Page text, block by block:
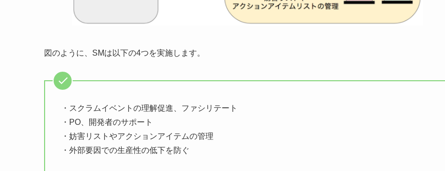
図のように、SMは以下の4つを実施します。
・スクラムイベントの理解促進、ファシリテート
・PO、開発者のサポート
・妨害リストやアクションアイテムの管理
・外部要因での生産性の低下を防ぐ